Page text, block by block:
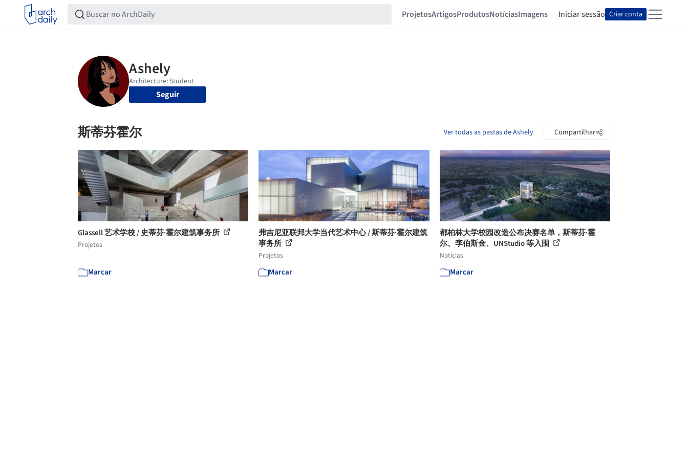
ProjetosArtigosProdutosNotíciasImagens Iniciar sessão Criar conta
Seguir
斯蒂芬霍尔 Ver todas as pastas de Ashely Compartilhar
Glassell 艺术学校 / 史蒂芬·霍尔建筑事务所
Projetos
Marcar
弗吉尼亚联邦大学当代艺术中心 / 斯蒂芬·霍尔建筑
事务所
Projetos
Marcar
都柏林大学校园改造公布决赛名单，斯蒂芬·霍
尔、李伯斯金、UNStudio 等入围
Notícias
Marcar